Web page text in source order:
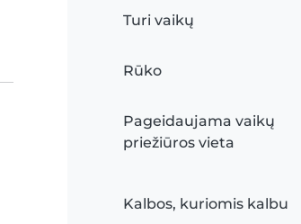
Turi vaikų
Rūko
Pageidaujama vaikų
priežiūros vieta
Kalbos, kuriomis kalbu